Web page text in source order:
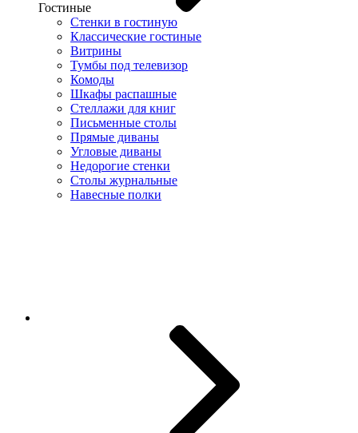
Гостиные
Стенки в гостиную
Классические гостиные
Витрины
Тумбы под телевизор
Комоды
Шкафы распашные
Стеллажи для книг
Письменные столы
Прямые диваны
Угловые диваны
Недорогие стенки
Столы журнальные
Навесные полки